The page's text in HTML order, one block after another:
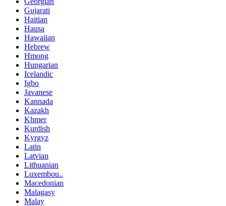
Gujarati
Haitian
Hausa
Hawaiian
Hebrew
Hmong
Hungarian
Icelandic
Igbo
Javanese
Kannada
Kazakh
Khmer
Kurdish
Kyrgyz
Latin
Latvian
Lithuanian
Luxembou..
Macedonian
Malagasy
Malay